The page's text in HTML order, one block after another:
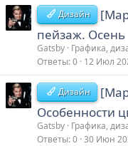
Дизайн
пейзаж. Осень
Gatsby Графика,
Ответы 0 12 Июл
Дизайн
Особенности
Gatsby Графика,
Ответы 0 30 Июн